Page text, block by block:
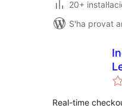
20+
S'ha provat
Real-time